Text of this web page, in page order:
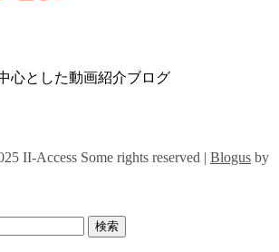
心とした動画紹介ブログ
II-Access Some rights reserved | Blogus by